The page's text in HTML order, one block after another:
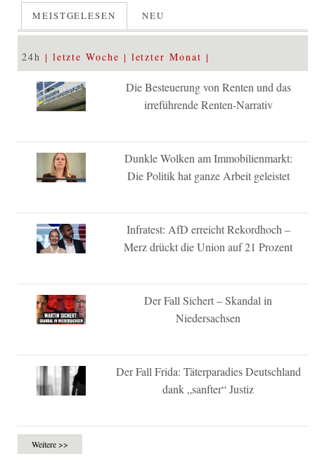
MEISTGELESEN NEU
24h letzte Woche letzter Monat
Die Besteuerung von Renten und das
irreführende Renten-Narrativ
Dunkle Wolken am Immobilienmarkt:
Die Politik hat ganze Arbeit geleistet
Infratest: AfD erreicht Rekordhoch –
Merz drückt die Union auf 21 Prozent
Der Fall Sichert – Skandal in
Niedersachsen
Der Fall Frida: Täterparadies Deutschland
dank „sanfter“ Justiz
Weitere >>